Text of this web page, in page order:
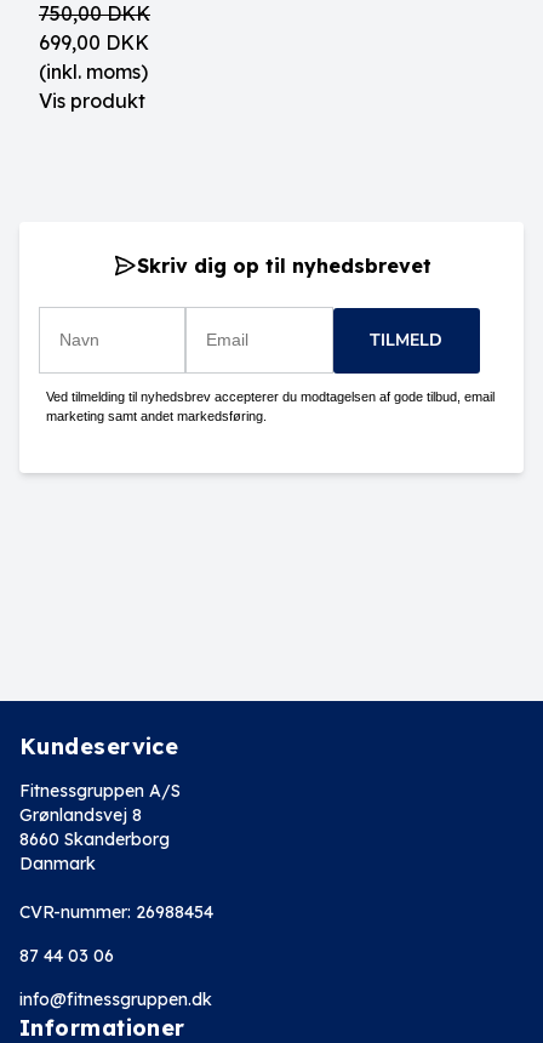
750,00 DKK
699,00 DKK
(inkl. moms)
Vis produkt
Skriv dig op til nyhedsbrevet
TILMELD
Ved tilmelding til nyhedsbrev accepterer du modtagelsen af gode tilbud, email
marketing samt andet markedsføring.
Kundeservice
Fitnessgruppen A/S
Grønlandsvej 8
8660 Skanderborg
Danmark
CVR-nummer: 26988454
87 44 03 06
info@fitnessgruppen.dk
Informationer